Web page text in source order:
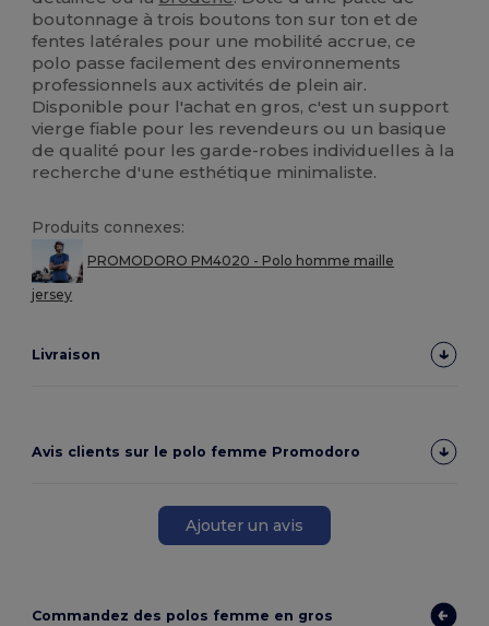
boutonnage à trois boutons ton sur ton et de
fentes latérales pour une mobilité accrue, ce
polo passe facilement des environnements
professionnels aux activités de plein air.
Disponible pour l'achat en gros, c'est un support
vierge fiable pour les revendeurs ou un basique
de qualité pour les garde-robes individuelles à la
recherche d'une esthétique minimaliste.
Produits connexes:
PROMODORO PM4020 - Polo homme maille
jersey
Livraison
Avis clients sur le polo femme Promodoro
Ajouter un avis
Commandez des polos femme en gros